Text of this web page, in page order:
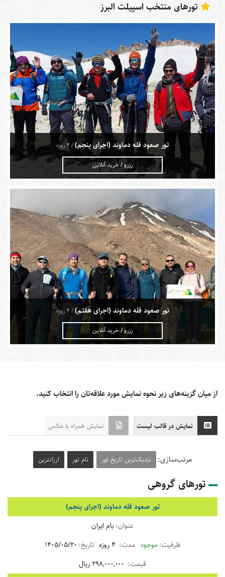
تورهای منتخب اسپیلت البرز
تور صعود قله دماوند (اجرای پنجم)/ 4 روزه
رزرو / خرید آنلاین
تور صعود قله دماوند (اجرای هفتم)/ 4 روزه
رزرو / خرید آنلاین
از میان گزینه‌های زیر نحوه نمایش مورد علاقه‌تان را انتخاب کنید.
نمایش در قالب لیست نمایش همراه با عکس
مرتب‌سازی: نزدیک‌ترین تاریخ تور نام تور ارزانترین
تورهای گروهی
تور صعود قله دماوند (اجرای پنجم)
بام ایران
موجود
4 روزه
1405/05/20